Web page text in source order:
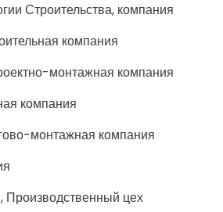
Строительства, компания
компания
монтажная компания
компания
монтажная компания
цех